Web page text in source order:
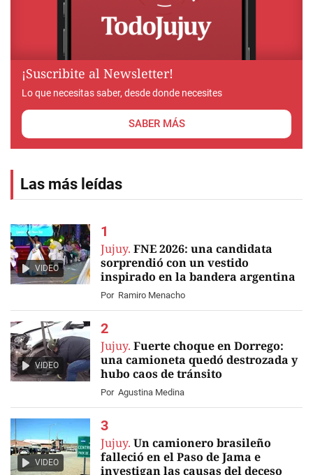
¡Suscribite al Newsletter!
Lo que necesitas saber, desde donde necesites
SABER MÁS
Las más leídas
VIDEO
Jujuy. FNE 2026: una candidata
sorprendió con un vestido
inspirado en la bandera argentina
Por Ramiro Menacho
VIDEO
Jujuy. Fuerte choque en Dorrego:
una camioneta quedó destrozada y
hubo caos de tránsito
Por Agustina Medina
VIDEO
Jujuy. Un camionero brasileño
falleció en el Paso de Jama e
investigan las causas del deceso